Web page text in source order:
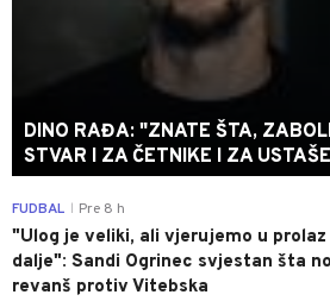
DINO RAĐA: "ZNATE ŠTA,
STVAR I ZA ČETNIKE I ZA
FUDBAL Pre 8 h
"Ulog je veliki, ali vjerujemo u prolaz
dalje": Sandi Ogrinec svjestan šta
revanš protiv Vitebska